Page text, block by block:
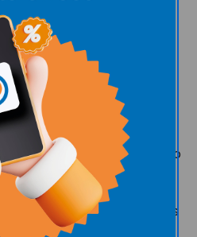
ganador del carro
Leclerc realizó una
que se premiaba con vales
Asimismo, se